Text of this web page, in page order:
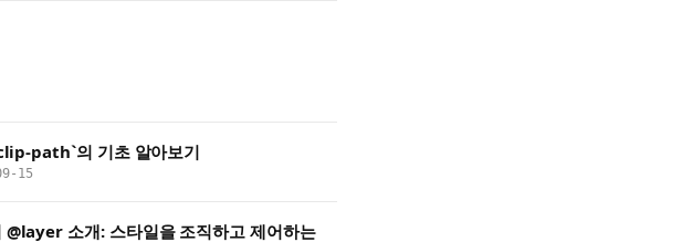
path`의 기초 알아보기
15
@layer 소개: 스타일을 조직하고 제어하는